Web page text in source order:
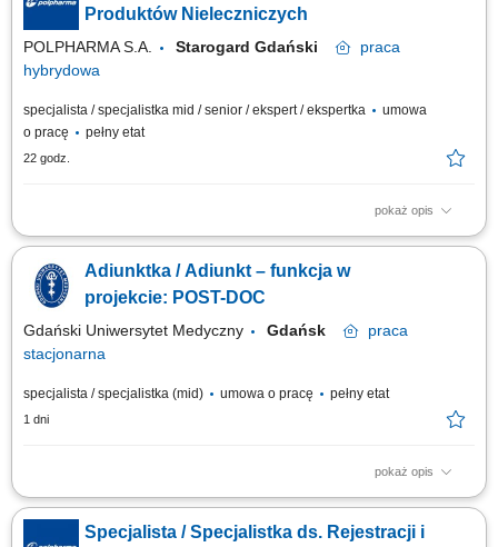
współpraca z partnerami zagranicznymi oraz przedstawicielstwami firmy,
kontrola poprawności formalnej...
Produktów Nieleczniczych
POLPHARMA S.A. Starogard Gdański
praca
hybrydowa
specjalista / specjalistka mid / senior / ekspert / ekspertka
umowa
o pracę
pełny etat
22 godz.
pokaż opis
Twoje zadania: prowadzenie procesów rejestracyjnych suplementów
weryfikacja i aktualizacja dokumentacji wymaganej przepisami prawa,
nadzór nad dokumentacją techniczną wyrobów medycznych,
Adiunktka / Adiunkt – funkcja w
projekcie: POST-DOC
Gdański Uniwersytet Medyczny Gdańsk
praca
stacjonarna
specjalista / specjalistka (mid) umowa o pracę pełny etat
1 dni
pokaż opis
w ramach realizowanego projektu pt. „Toward tumor-agnostic multiomic
biomarkers in early detection of non-small lung cancer relapse”. Projekt
finansowany przez Agencję Badań Medycznych w ramach programu
Specjalista / Specjalistka ds. Rejestracji i